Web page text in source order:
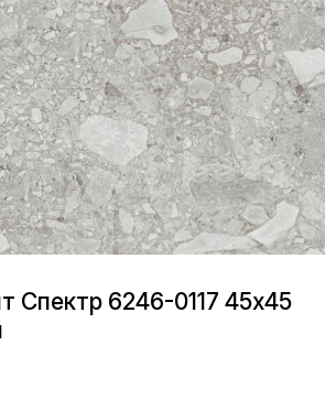
Спектр 6246-0117 45x45